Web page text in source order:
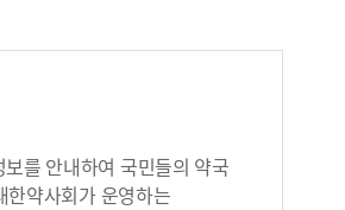
를 안내하여 국민들의 약국
한약사회가 운영하는